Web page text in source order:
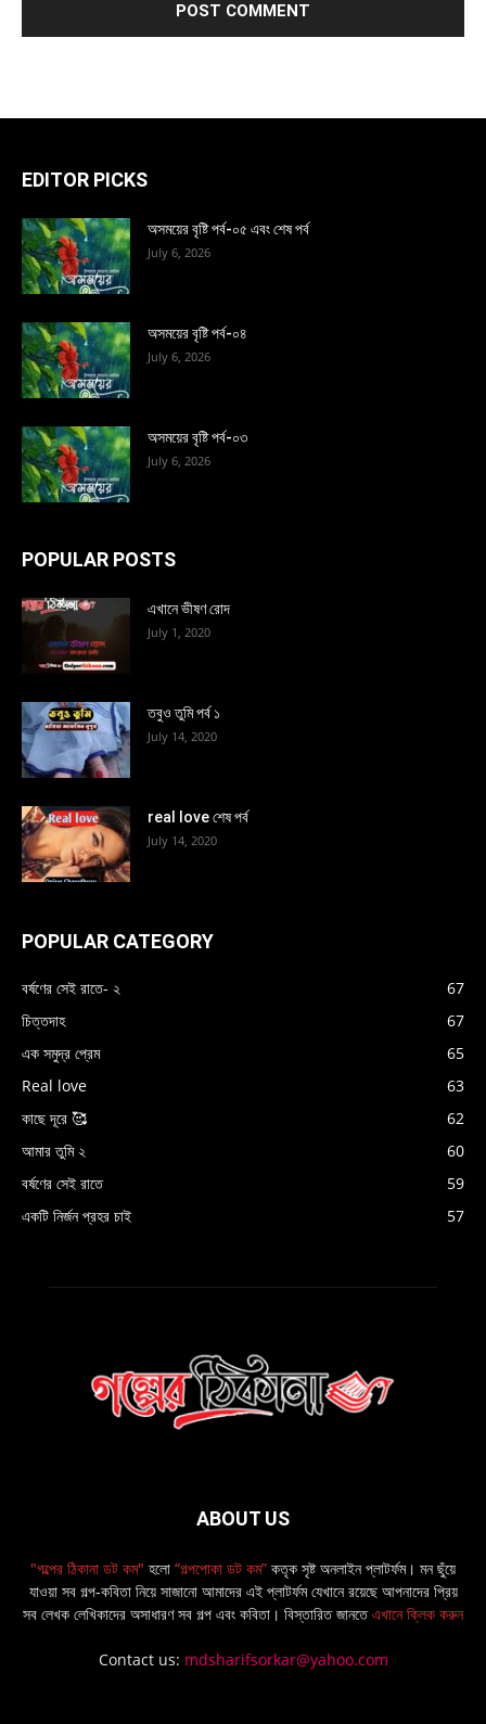
EDITOR PICKS
অসময়ের বৃষ্টি পর্ব-০৫ এবং শেষ পর্ব
July 6, 2026
অসময়ের বৃষ্টি পর্ব-০৪
July 6, 2026
অসময়ের বৃষ্টি পর্ব-০৩
July 6, 2026
POPULAR POSTS
এখানে ভীষণ রোদ
July 1, 2020
তবুও তুমি পর্ব ১
July 14, 2020
real love শেষ পর্ব
July 14, 2020
POPULAR CATEGORY
বর্ষণের সেই রাতে- ২
67
চিত্তদাহ
67
এক সমুদ্র প্রেম
65
Real love
63
কাছে দূরে 🥰
62
আমার তুমি ২
60
বর্ষণের সেই রাতে
59
একটি নির্জন প্রহর চাই
57
ABOUT US
"গল্পের ঠিকানা ডট কম" হলো “গল্পপোকা ডট কম” কতৃক সৃষ্ট অনলাইন প্লাটর্ফম। মন ছুঁয়ে
যাওয়া সব গল্প-কবিতা নিয়ে সাজানো আমাদের এই প্লাটর্ফম যেখানে রয়েছে আপনাদের প্রিয়
সব লেখক লেখিকাদের অসাধারণ সব গল্প এবং কবিতা। বিস্তারিত জানতেএখানে ক্লিক করুন
Contact us: mdsharifsorkar@yahoo.com